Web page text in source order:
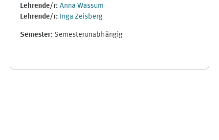
Lehrende/r: Anna Wassum
Lehrende/r: Inga Zeisberg
Semester: Semesterunabhängig